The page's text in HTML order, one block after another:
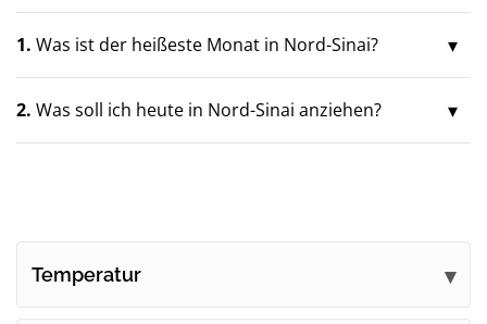
1. Was ist der heißeste Monat in Nord-Sinai?
2. Was soll ich heute in Nord-Sinai anziehen?
Temperatur